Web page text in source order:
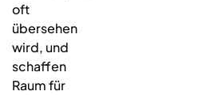
oft
übersehen
wird, und
schaffen
Raum für